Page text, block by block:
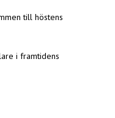
till höstens
i framtidens